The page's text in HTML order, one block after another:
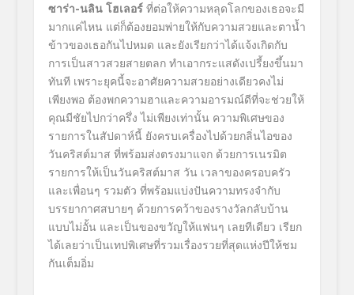
ซาร่า-นลิน โฮเลอร์ที่ต่อให้ความหลุดโลกของเธอจะมี
มากแค่ไหน แต่ก็ต้องยอมพ่ายให้กับความสวยและตาน้ำ
ข้าวของเธอกันไปหมด และยังเรียกว่าได้แจ้งเกิดกับ
การเป็นสาวสวยสายตลก ทำเอากระแสดังเปรี้ยงขึ้นมา
ทันที เพราะยุคนี้จะอาศัยความสวยอย่างเดียวคงไม่
เพียงพอ ต้องพกความฮาและความอารมณ์ดีที่จะช่วยให้
คุณมีชัยไปกว่าครึ่ง ไม่เพียงเท่านั้น ความพิเศษของ
รายการในสัปดาห์นี้ ยังครบเครื่องไปด้วยกลิ่นไอของ
วันคริสต์มาส ที่พร้อมส่งตรงมาแจก ด้วยการเนรมิต
รายการให้เป็นวันคริสต์มาส วัน เวลาของครอบครัว
และเพื่อนๆ รวมตัว ที่พร้อมแบ่งปันความทรงจำกับ
บรรยากาศสบายๆ ด้วยการคว้าของรางวัลกลับบ้าน
แบบไม่อั้น และเป็นของขวัญให้แฟนๆ เลยทีเดียว เรียก
ได้เลยว่าเป็นเทปพิเศษที่รวมเรื่องรวยที่สุดแห่งปีให้ชม
กันเต็มอิ่ม